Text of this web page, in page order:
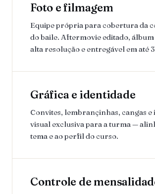
Foto e filmagem
Equipe própria para cobertura da
do baile. Aftermovie editado,
alta resolução e entregável em até
Gráfica e identidade
Convites, lembrançinhas, cangas e
visual exclusiva para a turma —
tema e ao perfil do curso.
Controle de